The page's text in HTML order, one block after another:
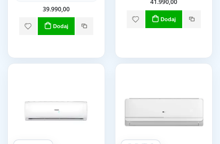
39.990,00
Dodaj
41.990,00
Dodaj